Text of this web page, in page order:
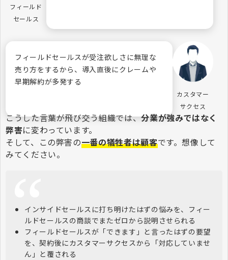
フィールド
セールス
フィールドセールスが受注欲しさに無理な
売り方をするから、導入直後にクレームや
早期解約が多発する
カスタマー
サクセス
こうした言葉が飛び交う組織では、分業が強みではなく
弊害に変わっています。
そして、この弊害の一番の犠牲者は顧客です。想像して
みてください。
インサイドセールスに打ち明けたはずの悩みを、フィー
ルドセールスの商談でまたゼロから説明させられる
フィールドセールスが「できます」と言ったはずの要望
を、契約後にカスタマーサクセスから「対応していませ
ん」と覆される